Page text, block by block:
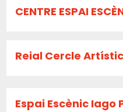
CENTRE ESPAI
Reial Cercle Artístic
Espai Escènic Iago